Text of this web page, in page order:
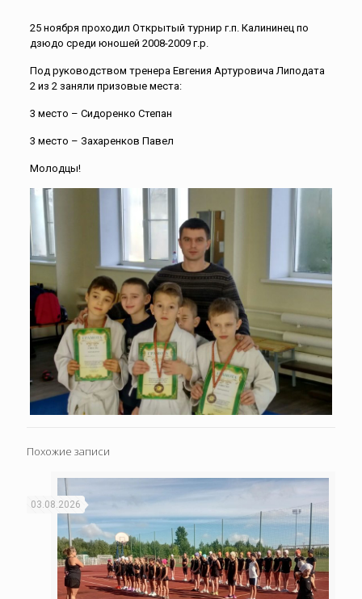
25 ноября проходил Открытый турнир г.п. Калининец по
дзюдо среди юношей 2008-2009 г.р.
Под руководством тренера Евгения Артуровича Липодата
2 из 2 заняли призовые места:
3 место – Сидоренко Степан
3 место – Захаренков Павел
Молодцы!
Похожие записи
03.08.2026